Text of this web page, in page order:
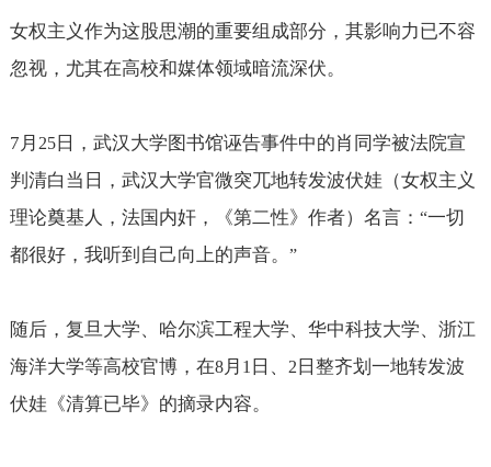
女权主义作为这股思潮的重要组成部分，其影响力已不容
忽视，尤其在高校和媒体领域暗流深伏。
7 月 25日，武汉大学图书馆诬告事件中的肖同学被法院宣
判清白当日，武汉大学官微突兀地转发波伏娃（女权主义
理论奠基人，法国内奸，《第二性》作者）名言： “一切
都很好，我听到自己向上的声音。 ”
随后，复旦大学、哈尔滨工程大学、华中科技大学、浙江
海洋大学等高校官博，在8月 1 日、 2日整齐划一地转发波
伏娃《清算已毕》的摘录内容。